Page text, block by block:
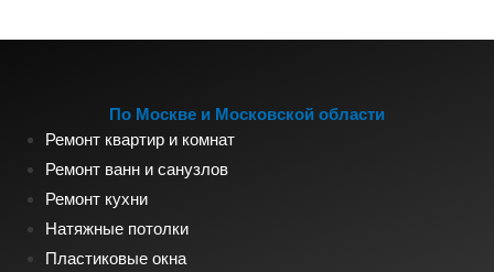
По Москве и Московской области
Ремонт квартир и комнат
Ремонт ванн и санузлов
Ремонт кухни
Натяжные потолки
Пластиковые окна